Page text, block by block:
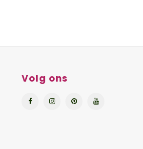
Volg ons